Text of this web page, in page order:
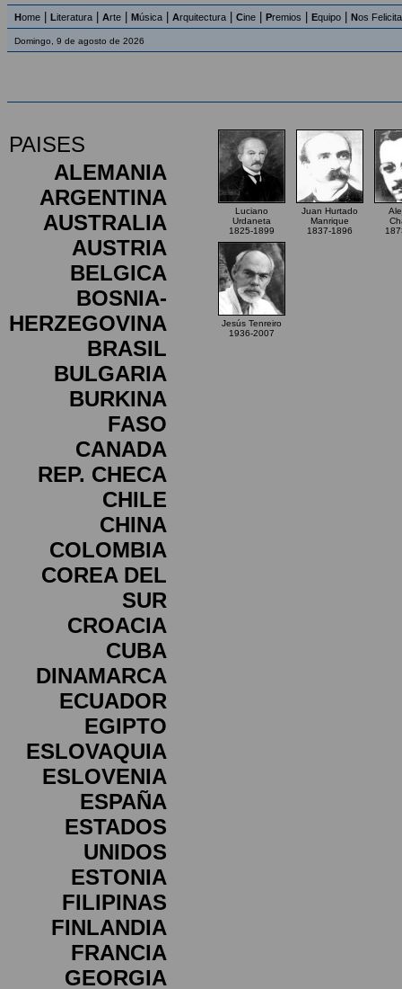
Home Literatura Arte Música Arquitectura Cine Premios Equipo Nos
Domingo, 9 de agosto de 2026
PAISES
ALEMANIA
ARGENTINA
AUSTRALIA
AUSTRIA
BELGICA
BOSNIA-
HERZEGOVINA
BRASIL
BULGARIA
BURKINA
FASO
CANADA
REP. CHECA
CHILE
CHINA
COLOMBIA
COREA DEL
SUR
CROACIA
CUBA
DINAMARCA
ECUADOR
EGIPTO
ESLOVAQUIA
ESLOVENIA
ESPAÑA
ESTADOS
UNIDOS
ESTONIA
FILIPINAS
FINLANDIA
FRANCIA
GEORGIA
Luciano
Urdaneta
1825-1899
Juan Hurtado
Manrique
1837-1896
Jesús Tenreiro
1936-2007